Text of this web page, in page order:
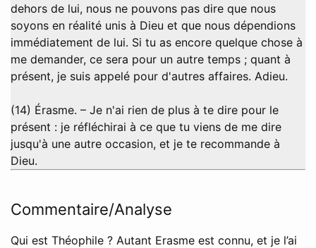
dehors de lui, nous ne pouvons pas dire que nous
soyons en réalité unis à Dieu et que nous dépendions
immédiatement de lui. Si tu as encore quelque chose à
me demander, ce sera pour un autre temps ; quant à
présent, je suis appelé pour d'autres affaires. Adieu.
(14) Érasme. – Je n'ai rien de plus à te dire pour le
présent : je réfléchirai à ce que tu viens de me dire
jusqu'à une autre occasion, et je te recommande à
Dieu.
Commentaire/Analyse
Qui est Théophile ? Autant Erasme est connu, et je l’ai